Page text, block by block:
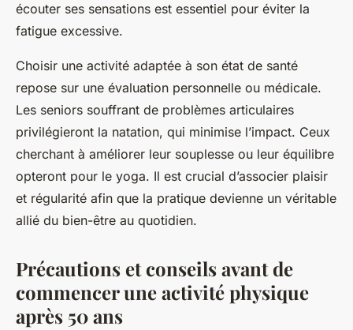
écouter ses sensations est essentiel pour éviter la
fatigue excessive.
Choisir une activité adaptée à son état de santé
repose sur une évaluation personnelle ou médicale.
Les seniors souffrant de problèmes articulaires
privilégieront la natation, qui minimise l’impact. Ceux
cherchant à améliorer leur souplesse ou leur équilibre
opteront pour le yoga. Il est crucial d’associer plaisir
et régularité afin que la pratique devienne un véritable
allié du bien-être au quotidien.
Précautions et conseils avant de
commencer une activité physique
après 50 ans